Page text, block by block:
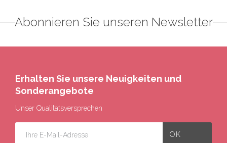
Abonnieren Sie unseren Newsletter
Erhalten Sie unsere Neuigkeiten und
Sonderangebote
Unser Qualitätsversprechen